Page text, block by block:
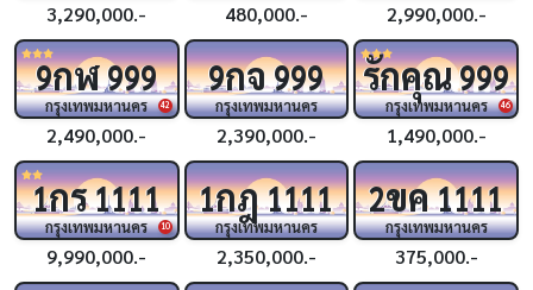
3,290,000.- 480,000.- 2,990,000.-
42
9กฬ999
กรุงเทพมหานคร
2,490,000.-
9กจ999
กรุงเทพมหานคร
2,390,000.-
46
รักคุณ999
กรุงเทพมหานคร
1,490,000.-
10
1กร1111
กรุงเทพมหานคร
9,990,000.-
1กฎ1111
กรุงเทพมหานคร
2,350,000.-
2ขค1111
กรุงเทพมหานคร
375,000.-